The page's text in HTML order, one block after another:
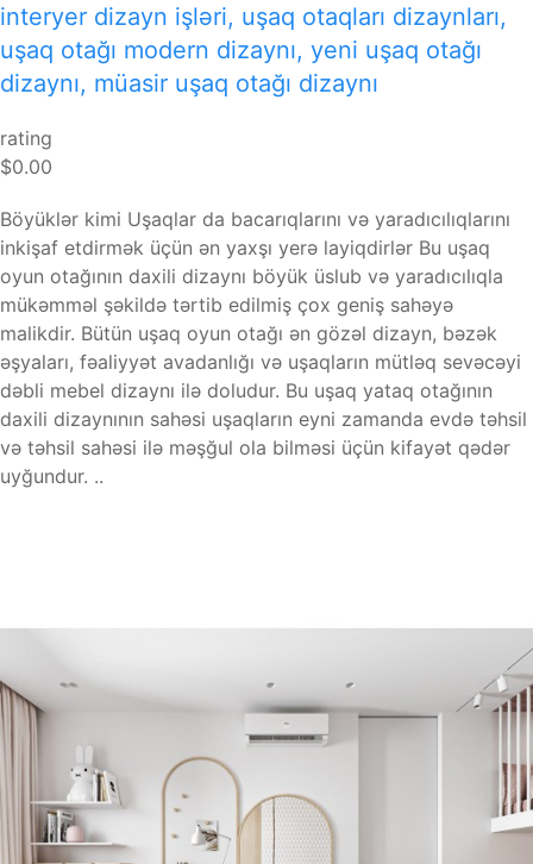
interyer dizayn işləri, uşaq otaqları dizaynları,
uşaq otağı modern dizaynı, yeni uşaq otağı
dizaynı, müasir uşaq otağı dizaynı
rating
$0.00
Böyüklər kimi Uşaqlar da bacarıqlarını və yaradıcılıqlarını
inkişaf etdirmək üçün ən yaxşı yerə layiqdirlər Bu uşaq
oyun otağının daxili dizaynı böyük üslub və yaradıcılıqla
mükəmməl şəkildə tərtib edilmiş çox geniş sahəyə
malikdir. Bütün uşaq oyun otağı ən gözəl dizayn, bəzək
əşyaları, fəaliyyət avadanlığı və uşaqların mütləq sevəcəyi
dəbli mebel dizaynı ilə doludur. Bu uşaq yataq otağının
daxili dizaynının sahəsi uşaqların eyni zamanda evdə təhsil
və təhsil sahəsi ilə məşğul ola bilməsi üçün kifayət qədər
uyğundur. ..